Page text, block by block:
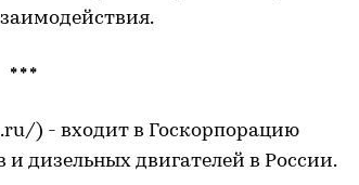
* * *
) - входит в Госкорпорацию
и дизельных двигателей в России.